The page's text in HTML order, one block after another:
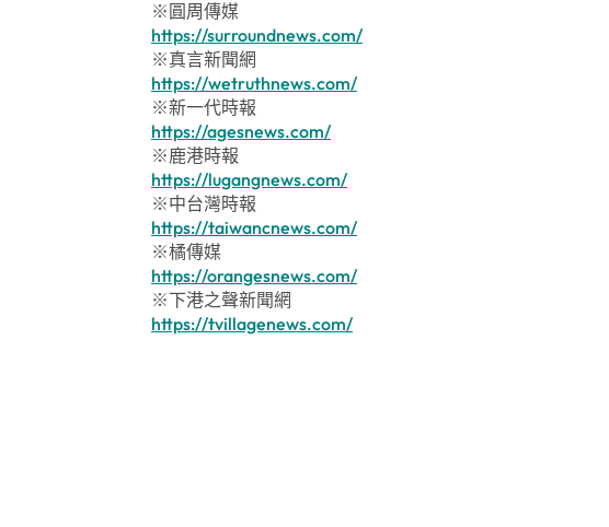
※圓周傳媒
https://surroundnews.com/
※真言新聞網
https://wetruthnews.com/
※新一代時報
https://agesnews.com/
※鹿港時報
https://lugangnews.com/
※中台灣時報
https://taiwancnews.com/
※橘傳媒
https://orangesnews.com/
※下港之聲新聞網
https://tvillagenews.com/